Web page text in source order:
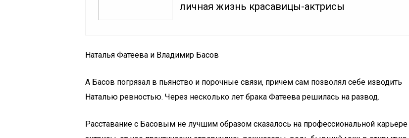
личная жизнь красавицы-актрисы
Наталья Фатеева и Владимир Басов
А Басов погрязал в пьянство и порочные связи, причем сам позволял себе изводить
Наталью ревностью. Через несколько лет брака Фатеева решилась на развод.
Расставание с Басовым не лучшим образом сказалось на профессиональной карьере